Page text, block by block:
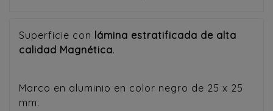
Superficie con lámina estratificada de alta
calidad Magnética.
Marco en aluminio en color negro de 25 x 25
mm.